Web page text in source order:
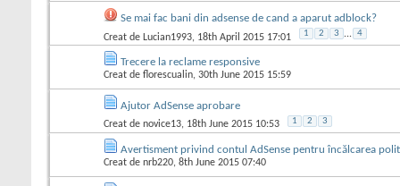
Se mai fac bani din adsense de cand a aparut adblock?
Creat de Lucian1993, 18th April 2015 17:01 1 2 3 ... 4
Trecere la reclame responsive
Creat de florescualin, 30th June 2015 15:59
Ajutor AdSense aprobare
Creat de novice13, 18th June 2015 10:53 1 2 3
Avertisment privind contul AdSense pentru încălcarea
Creat de nrb220, 8th June 2015 07:40